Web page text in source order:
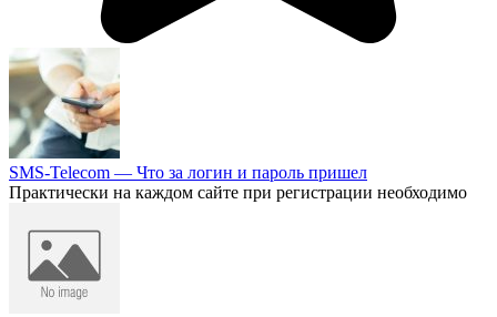
SMS-Telecom — Что за логин и пароль пришел
Практически на каждом сайте при регистрации необходимо